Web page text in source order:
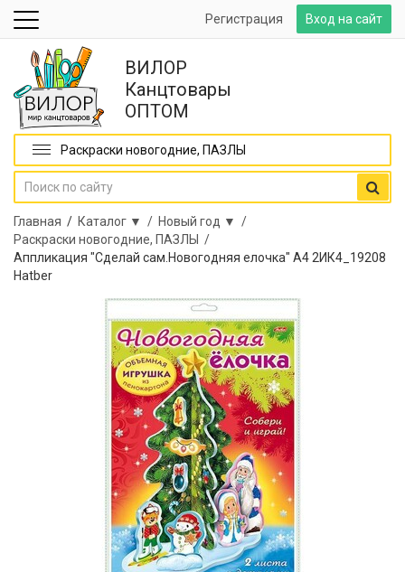
Вход на сайт
Регистрация
ВИЛОР
Канцтовары
ОПТОМ
Раскраски новогодние, ПАЗЛЫ
Главная / Каталог ▼ / Новый год ▼ /
Раскраски новогодние, ПАЗЛЫ /
Аппликация "Сделай сам.Новогодняя елочка" А4 2ИК4_19208
Hatber